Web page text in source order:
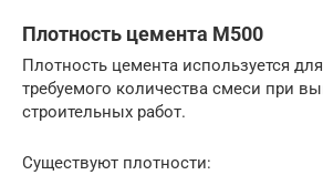
Плотность цемента М500
Плотность цемента используется
требуемого количества смеси при
строительных работ.
Существуют плотности: